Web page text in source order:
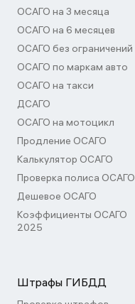
ОСАГО на 3 месяца
ОСАГО на 6 месяцев
ОСАГО без ограничений
ОСАГО по маркам авто
ОСАГО на такси
ДСАГО
ОСАГО на мотоцикл
Продление ОСАГО
Калькулятор ОСАГО
Проверка полиса ОСАГО
Дешевое ОСАГО
Коэффициенты ОСАГО
2025
Штрафы ГИБДД